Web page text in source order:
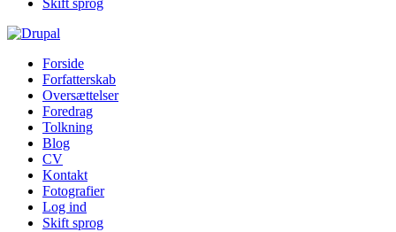
Skift sprog
Forside
Forfatterskab
Oversættelser
Foredrag
Tolkning
Blog
CV
Kontakt
Fotografier
Log ind
Skift sprog